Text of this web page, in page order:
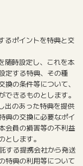
るポイントを特典と交
随時設定し、これを本
定する特典、その種
の条件等について、
きるものとします。
出のあった特典を提供
典の交換に必要なポイ
会員の損害等の不利益
とします。
する提携会社から発送
特典の利用等について